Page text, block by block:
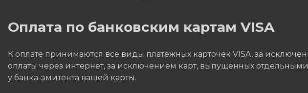
Оплата по банковским картам VISA
К оплате принимаются все виды платежных карточек VISA, за
оплаты через интернет, за исключением карт, выпущенных
у банка-эмитента вашей карты.